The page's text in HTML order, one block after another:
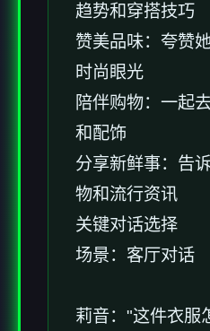
趋势和穿搭技巧
赞美品味：夸赞
时尚眼光
陪伴购物：一起
和配饰
分享新鲜事：告
物和流行资讯
关键对话选择
场景：客厅对话
莉音："这件衣服